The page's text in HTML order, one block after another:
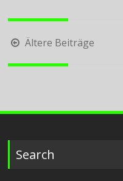
Beitragsnavigation
Ältere Beiträge
Search